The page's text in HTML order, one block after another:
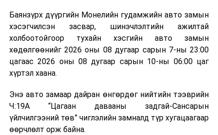
болон дулааны эрчим хүч үйлдвэрлэхэд ашиглаж
болдог. Зарим технологийн хувьд шаталтын дараа
үлдэх үнснээс фосфор зэрэг ашигт эрдсийг сэргээн
авах боломжтой аж.
байна. Тухайлбал, Германд лаг шатаах үйлдвэрээс
гарсан үнснээс фосфор сэргээн авах технологи
ашигладаг бол Нидерландад төвлөрсөн лаг
боловсруулах үйлдвэрүүдээр дулаан, цахилгаан
Баянзүрх дүүргийн Монелийн гудамжийн авто замын
хэсэгчилсэн засвар, шинэчлэлтийн ажилтай
холбоотойгоор тухайн хэсгийн авто замын
хөдөлгөөнийг 2026 оны 08 дугаар сарын 7-ны 23:00
цагаас 2026 оны 08 дугаар сарын 10-ны 06:00 цаг
хүртэл хаана.
Энэ авто замаар дайран өнгөрдөг нийтийн тээврийн
Ч:19А “Цагаан давааны задгай-Сансарын
үйлчилгээний төв” чиглэлийн замналд түр хугацаагаар
өөрчлөлт орж байна.